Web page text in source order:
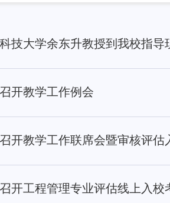
技大学余东升教授到我校指导
开教学工作例会
开教学工作联席会暨审核评
开工程管理专业评估线上入校